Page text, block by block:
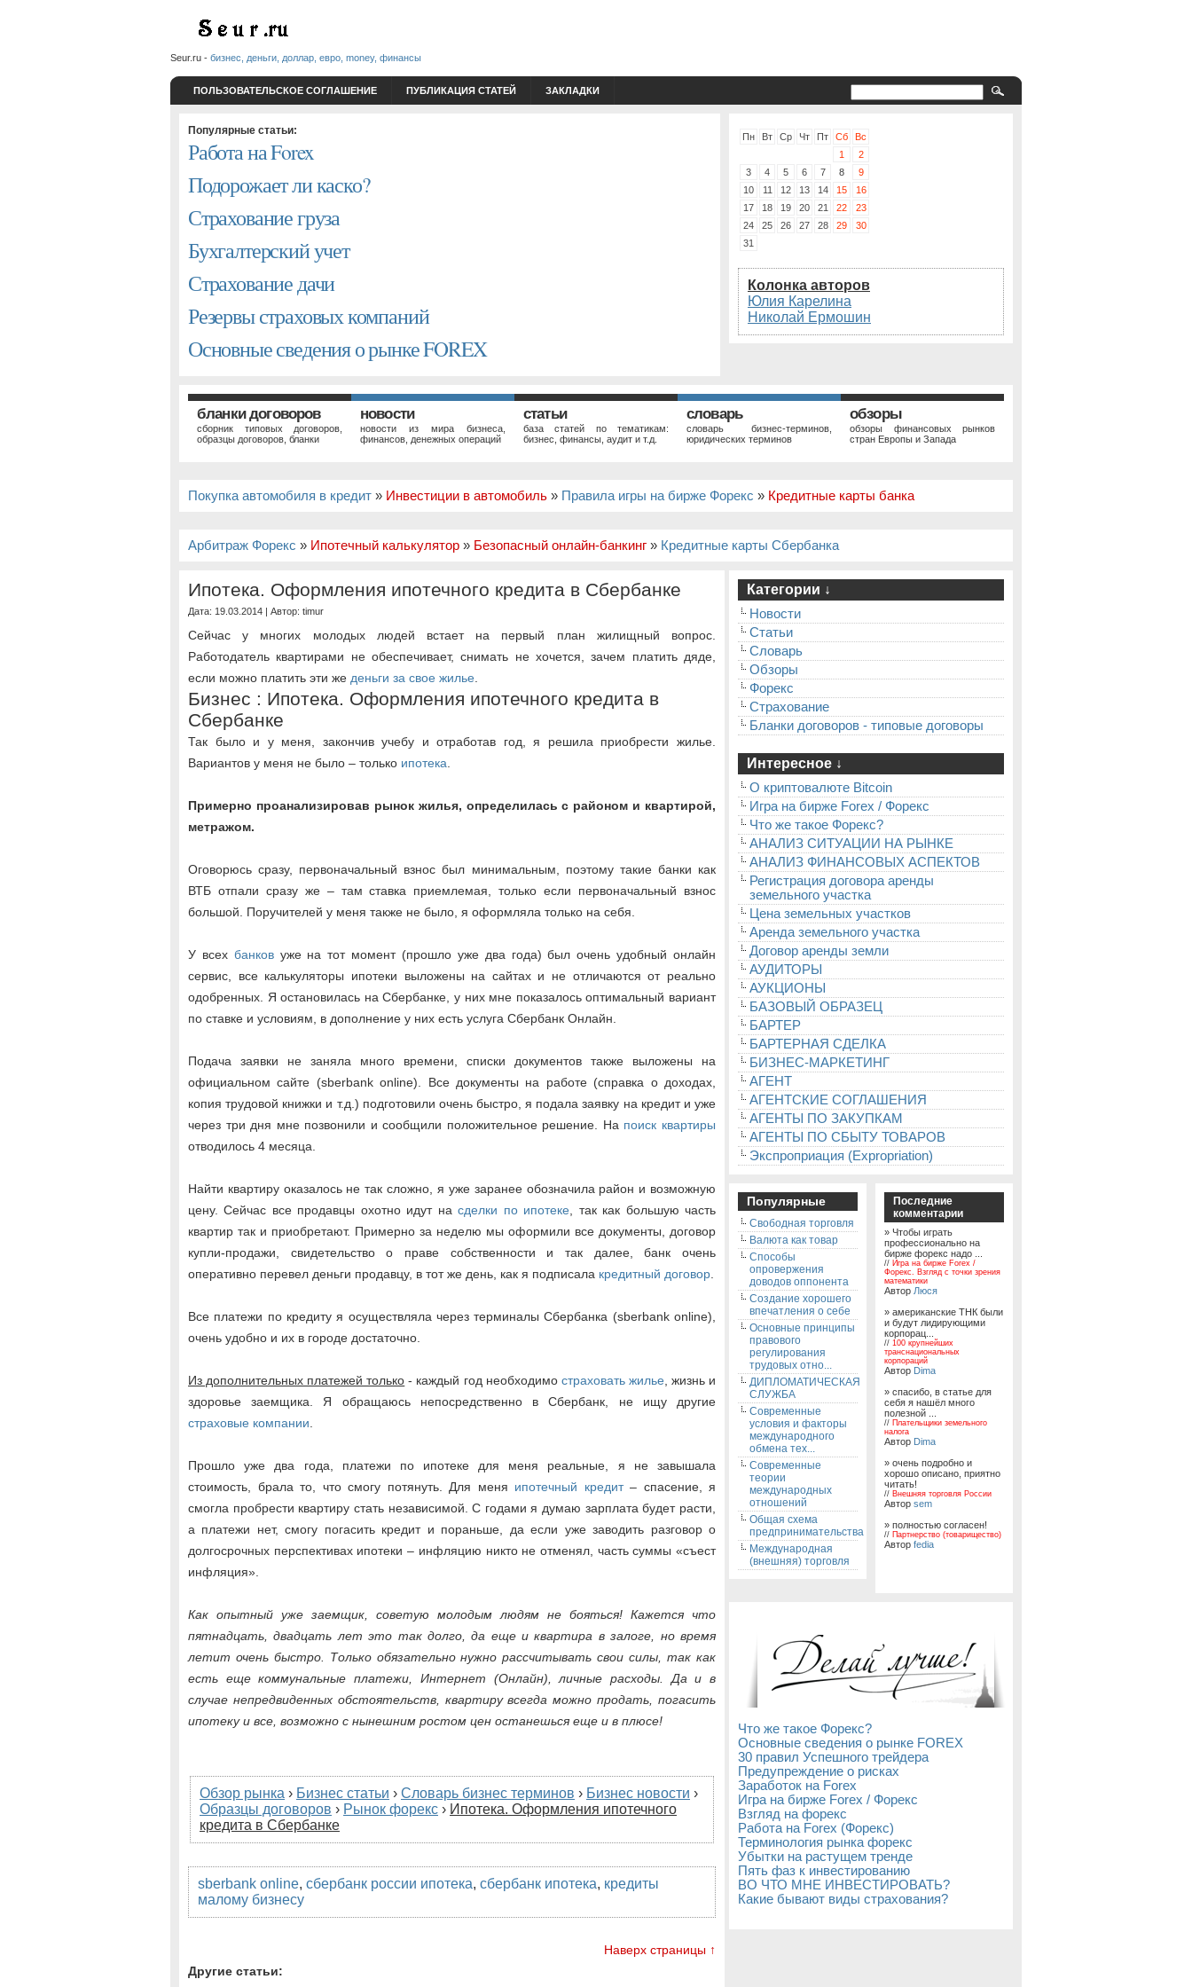
Seur.ru - бизнес, деньги, доллар, евро, money, финансы
ПОЛЬЗОВАТЕЛЬСКОЕ СОГЛАШЕНИЕ ПУБЛИКАЦИЯ СТАТЕЙ ЗАКЛАДКИ
Популярные статьи:
Работа на Forex
Подорожает ли каско?
Страхование груза
Бухгалтерский учет
Страхование дачи
Резервы страховых компаний
Основные сведения о рынке FOREX
Пн Вт Ср Чт Пт Сб
Вс
1
2
3
4 5 6 7 8
9
10
11 12 13 14 15
16
17
18 19 20 21 22
23
24
25 26 27 28 29
30
31
Колонка авторов
Юлия Карелина
Николай Ермошин
бланки договоров
сборник типовых договоров,
образцы договоров, бланки
новости
новости из мира бизнеса,
финансов, денежных операций
статьи
база статей по тематикам:
бизнес, финансы, аудит и т.д.
словарь
словарь бизнес-терминов,
юридических терминов
обзоры
обзоры финансовых рынков
стран Европы и Запада
Покупка автомобиля в кредит » Инвестиции в автомобиль » Правила игры на бирже Форекс » Кредитные карты банка
Арбитраж Форекс » Ипотечный калькулятор » Безопасный онлайн-банкинг » Кредитные карты Сбербанка
Ипотека. Оформления ипотечного кредита в Сбербанке
Дата: 19.03.2014 | Автор: timur
Сейчас у многих молодых людей встает на первый план жилищный вопрос.
Работодатель квартирами не обеспечивает, снимать не хочется, зачем платить дяде,
если можно платить эти же деньги за свое жилье
Бизнес : Ипотека. Оформления ипотечного кредита в
Сбербанке
Так было и у меня, закончив учебу и отработав год, я решила приобрести жилье.
Вариантов у меня не было – только ипотека
Примерно проанализировав рынок жилья, определилась с районом и квартирой,
метражом.
Оговорюсь сразу, первоначальный взнос был минимальным, поэтому такие банки как
ВТБ отпали сразу же – там ставка приемлемая, только если первоначальный взнос
большой. Поручителей у меня также не было, я оформляла только на себя.
У всех банковуже на тот момент (прошло уже два года) был очень удобный онлайн
сервис, все калькуляторы ипотеки выложены на сайтах и не отличаются от реально
одобренных. Я остановилась на Сбербанке, у них мне показалось оптимальный вариант
по ставке и условиям, в дополнение у них есть услуга Сбербанк Онлайн.
Подача заявки не заняла много времени, списки документов также выложены на
официальном сайте (sberbank online). Все документы на работе (справка о доходах,
копия трудовой книжки и т.д.) подготовили очень быстро, я подала заявку на кредит и уже
через три дня мне позвонили и сообщили положительное решение. На поиск квартиры
отводилось 4 месяца.
Найти квартиру оказалось не так сложно, я уже заранее обозначила район и возможную
цену. Сейчас все продавцы охотно идут насделки по ипотеке , так как большую часть
квартир так и приобретают. Примерно за неделю мы оформили все документы, договор
купли-продажи, свидетельство о праве собственности и так далее, банк очень
оперативно перевел деньги продавцу, в тот же день, как я подписала кредитный договор
Все платежи по кредиту я осуществляла через терминалы Сбербанка (sberbank online),
очень удобно и их в городе достаточно.
Из дополнительных платежей только - каждый год необходимо страховать жилье, жизнь и
здоровье заемщика. Я обращаюсь непосредственно в Сбербанк, не ищу другие
страховые компании
Прошло уже два года, платежи по ипотеке для меня реальные, я не завышала
стоимость, брала то, что смогу потянуть. Для меня ипотечный кредит– спасение, я
смогла пробрести квартиру стать независимой. С годами я думаю зарплата будет расти,
а платежи нет, смогу погасить кредит и пораньше, да если уже заводить разговор о
долгосрочных перспективах ипотеки – инфляцию никто не отменял, часть суммы «съест
инфляция».
Как опытный уже заемщик, советую молодым людям не бояться! Кажется что
пятнадцать, двадцать лет это так долго, да еще и квартира в залоге, но время
летит очень быстро. Только обязательно нужно рассчитывать свои силы, так как
есть еще коммунальные платежи, Интернет (Онлайн), личные расходы. Да и в
случае непредвиденных обстоятельств, квартиру всегда можно продать, погасить
ипотеку и все, возможно с нынешним ростом цен останешься еще и в плюсе!
Обзор рынка › Бизнес статьи › Словарь бизнес терминов › Бизнес новости ›
Образцы договоров › Рынок форекс › Ипотека. Оформления ипотечного
кредита в Сбербанке
sberbank online, сбербанк россии ипотека, сбербанк ипотека, кредиты
малому бизнесу
Наверх страницы ↑
Другие статьи:
Категории ↓
Новости
Статьи
Словарь
Обзоры
Форекс
Страхование
Бланки договоров - типовые договоры
Интересное ↓
О криптовалюте Bitcoin
Игра на бирже Forex / Форекс
Что же такое Форекс?
АНАЛИЗ СИТУАЦИИ НА РЫНКЕ
АНАЛИЗ ФИНАНСОВЫХ АСПЕКТОВ
Регистрация договора аренды
земельного участка
Цена земельных участков
Аренда земельного участка
Договор аренды земли
АУДИТОРЫ
АУКЦИОНЫ
БАЗОВЫЙ ОБРАЗЕЦ
БАРТЕР
БАРТЕРНАЯ СДЕЛКА
БИЗНЕС-МАРКЕТИНГ
АГЕНТ
АГЕНТСКИЕ СОГЛАШЕНИЯ
АГЕНТЫ ПО ЗАКУПКАМ
АГЕНТЫ ПО СБЫТУ ТОВАРОВ
Экспроприация (Expropriation)
Популярные
Свободная торговля
Валюта как товар
Способы
опровержения
доводов оппонента
Создание хорошего
впечатления о себе
Основные принципы
правового
регулирования
трудовых отно...
ДИПЛОМАТИЧЕСКАЯ
СЛУЖБА
Современные
условия и факторы
международного
обмена тех...
Современные
теории
международных
отношений
Общая схема
предпринимательства
Международная
(внешняя) торговля
Последние
комментарии
» Чтобы играть
профессионально на
бирже форекс надо ...
// Игра на бирже Forex /
Форекс. Взгляд с точки зрения
математики
Автор Люся
» американские ТНК были
и будут лидирующими
корпорац...
// 100 крупнейших
транснациональных
корпораций
Автор Dima
» спасибо, в статье для
себя я нашёл много
полезной ...
// Плательщики земельного
налога
Автор Dima
» очень подробно и
хорошо описано, приятно
читать!
// Внешняя торговля России
Автор sem
» полностью согласен!
// Партнерство (товарищество)
Автор fedia
Что же такое Форекс?
Основные сведения о рынке FOREX
30 правил Успешного трейдера
Предупреждение о рисках
Заработок на Forex
Игра на бирже Forex / Форекс
Взгляд на форекс
Работа на Forex (Форекс)
Терминология рынка форекс
Убытки на растущем тренде
Пять фаз к инвестированию
ВО ЧТО МНЕ ИНВЕСТИРОВАТЬ?
Какие бывают виды страхования?